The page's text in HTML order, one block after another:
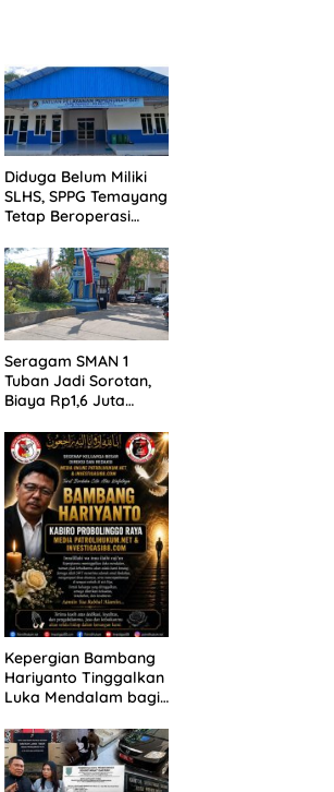
Diduga Belum Miliki
SLHS, SPPG Temayang
Tetap Beroperasi
Seragam SMAN 1
Tuban Jadi Sorotan,
Biaya Rp1,6 Juta
SPMB 2026
Kepergian Bambang
Hariyanto Tinggalkan
Luka Mendalam bagi
Patrolihukum.net